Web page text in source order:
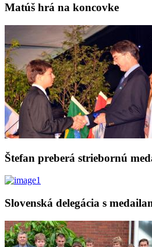
Matúš hrá na koncovke
Štefan preberá striebornú
Slovenská delegácia s